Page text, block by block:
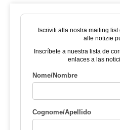
Iscriviti alla nostra mailing
alle notizie
Inscríbete a nuestra lista de
enlaces a las
Nome/Nombre
Cognome/Apellido